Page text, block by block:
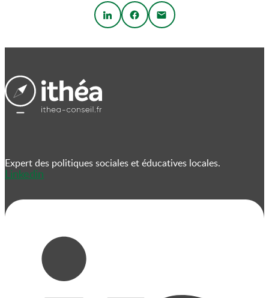
Expert des politiques sociales et éducatives locales.
Linkedin